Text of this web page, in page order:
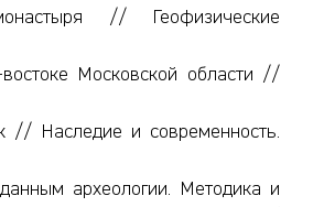
// Геофизические
Московской области //
// Наследие и современность.
археологии. Методика и